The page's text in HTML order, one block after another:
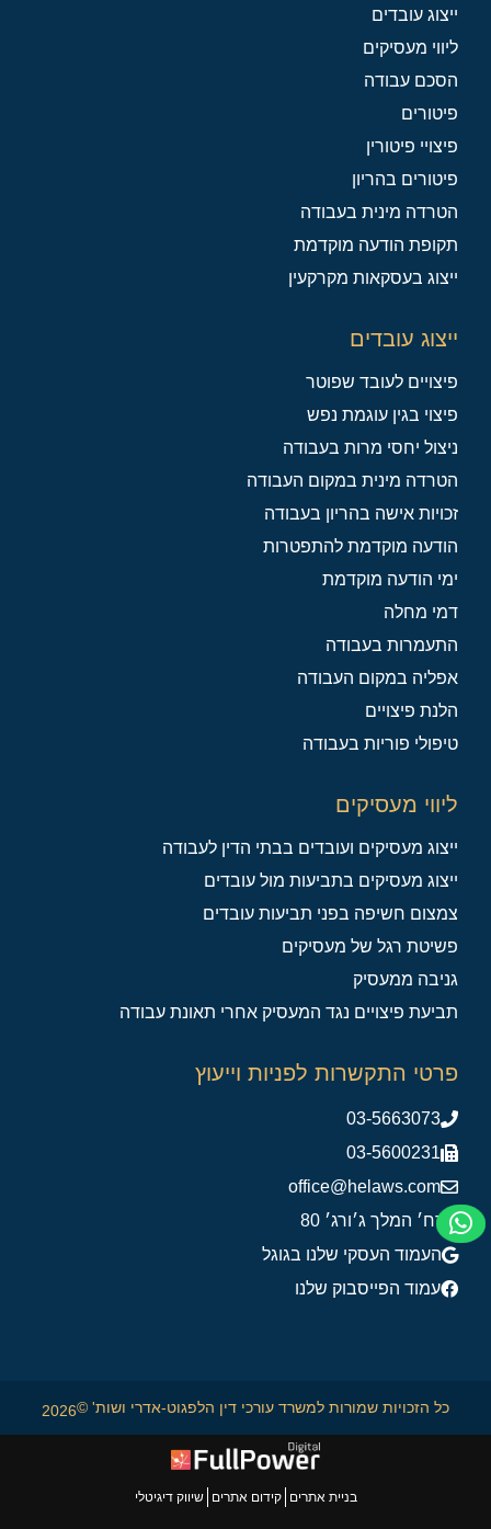
ייצוג עובדים
ליווי מעסיקים
הסכם עבודה
פיטורים
פיצויי פיטורין
פיטורים בהריון
הטרדה מינית בעבודה
תקופת הודעה מוקדמת
ייצוג בעסקאות מקרקעין
ייצוג עובדים
פיצויים לעובד שפוטר
פיצוי בגין עוגמת נפש
ניצול יחסי מרות בעבודה
הטרדה מינית במקום העבודה
זכויות אישה בהריון בעבודה
הודעה מוקדמת להתפטרות
ימי הודעה מוקדמת
דמי מחלה
התעמרות בעבודה
אפליה במקום העבודה
הלנת פיצויים
טיפולי פוריות בעבודה
ליווי מעסיקים
ייצוג מעסיקים ועובדים בבתי הדין לעבודה
ייצוג מעסיקים בתביעות מול עובדים
צמצום חשיפה בפני תביעות עובדים
פשיטת רגל של מעסיקים
גניבה ממעסיק
תביעת פיצויים נגד המעסיק אחרי תאונת עבודה
פרטי התקשרות לפניות וייעוץ
03-5663073
03-5600231
office@helaws.com
רח׳ המלך ג׳ורג׳ 80
העמוד העסקי שלנו בגוגל
עמוד הפייסבוק שלנו
כל הזכויות שמורות למשרד עורכי דין הלפגוט-אדרי ושות' ©2026
בניית אתרים קידום אתרים שיווק דיגיטלי